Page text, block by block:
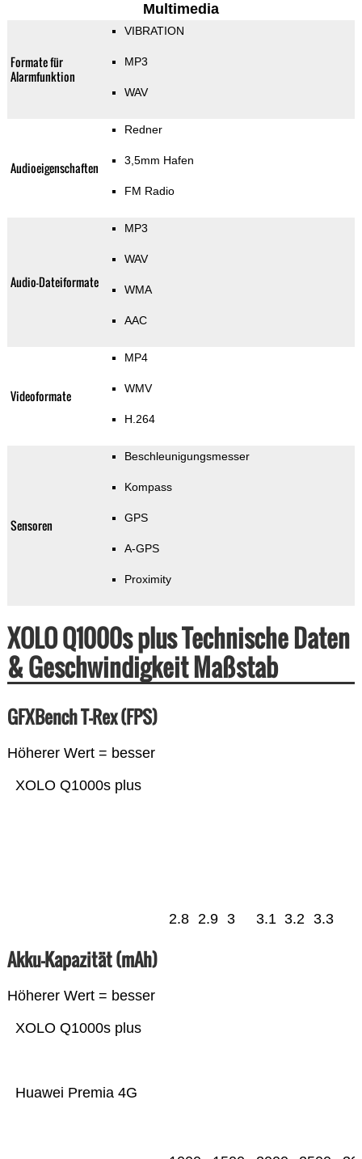
Multimedia
Formate für
Alarmfunktion
VIBRATION
MP3
WAV
Audioeigenschaften
Redner
3,5mm Hafen
FM Radio
Audio-Dateiformate
MP3
WAV
WMA
AAC
Videoformate
MP4
WMV
H.264
Sensoren
Beschleunigungsmesser
Kompass
GPS
A-GPS
Proximity
XOLO Q1000s plus Technische Daten
& Geschwindigkeit Maßstab
GFXBench T-Rex (FPS)
Höherer Wert = besser
XOLO Q1000s plus
2.8 2.9 3 3.1 3.2 3.3
Akku-Kapazität (mAh)
Höherer Wert = besser
Huawei Premia 4G
XOLO Q1000s plus